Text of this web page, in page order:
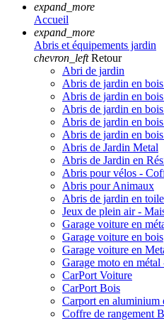
expand_more
Accueil
expand_more
Abris et équipements jardin
chevron_left Retour
Abri de jardin
Abris de jardin en
Abris de jardin en
Abris de jardin en
Abris de jardin en
Abris de jardin en
Abris de Jardin Metal
Abris de Jardin en
Abris pour vélos -
Abris pour Animaux
Abris de jardin en
Jeux de plein air -
Garage voiture en
Garage voiture en bois
Garage voiture en
Garage moto en
CarPort Voiture
CarPort Bois
Carport en aluminium
Coffre de rangement